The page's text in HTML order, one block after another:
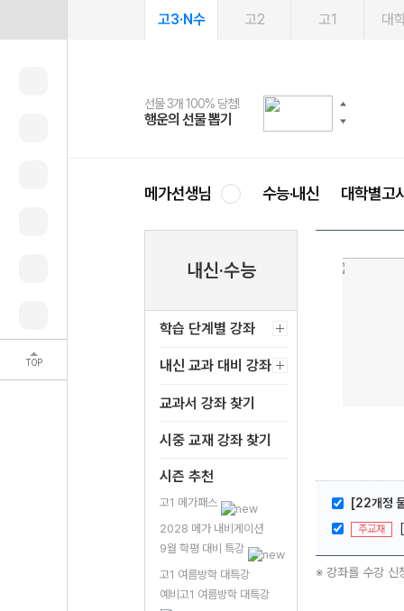
TOP
고3·N수 고2 고1 대
선물 3개 100% 당첨!
행운의 선물 뽑기
선물 100% 증정!
메가스터디 X 올리브
여름방학 스터디 캐시백
메가런 썸머스쿨
2027 러셀 단과
강사 공개선발
스마트러닝앱
설문 EVENT
메가패스
3일 무료 체험권
메가패스 수강생 무료혜택!
메가클럽 멤버십
사회공헌 캠페인
희망이룸 메가나눔
메가선생님 수능·내신 대학별고
내신·수능
학습 단계별 강좌
내신 교과 대비 강좌
교과서 강좌 찾기
시중 교재 강좌 찾기
시즌 추천
고1 메가패스
2028 메가 내비게이션
9월 학평 대비 특강
고1 여름방학 대특강
예비고1 여름방학 대특강
[22개정
주교재
※ 강좌를 수강 신